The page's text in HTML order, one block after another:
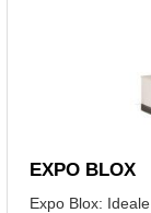
EXPO BLOX
Expo Blox: